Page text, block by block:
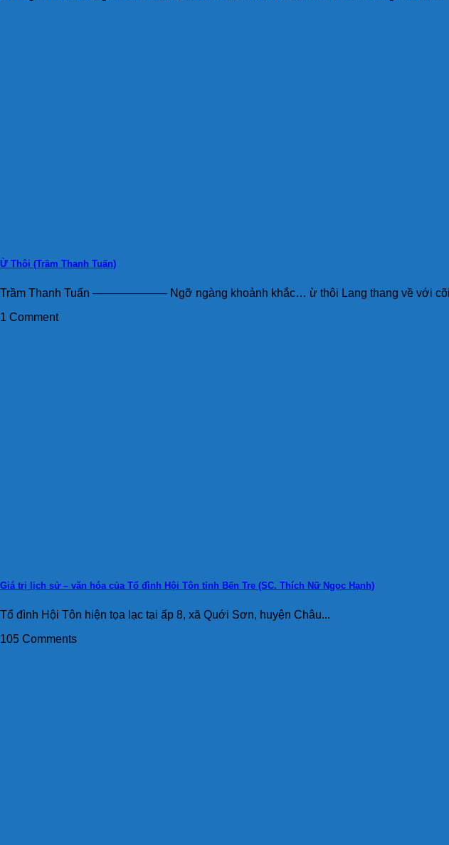
Ừ Thôi (Trầm Thanh Tuấn)
Trầm Thanh Tuấn ——————– Ngỡ ngàng khoảnh khắc… ừ thôi Lang thang về với
1 Comment
Giá trị lịch sử – văn hóa của Tổ đình Hội Tôn tỉnh Bến Tre (SC. Thích Nữ Ngọc Hạnh)
Tổ đình Hội Tôn hiện tọa lạc tại ấp 8, xã Quới Sơn, huyện Châu...
105 Comments